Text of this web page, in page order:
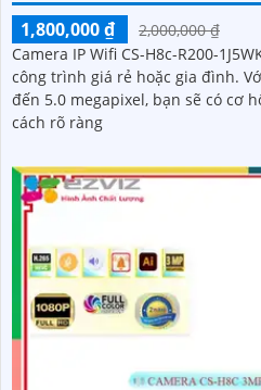
1,800,000 ₫
2,000,000 ₫
Camera IP Wifi CS-H8c-R200-
công trình giá rẻ hoặc gia đình. Với độ phân giải sắc nét lên
đến 5.0 megapixel, bạn sẽ có cơ
cách rõ ràng